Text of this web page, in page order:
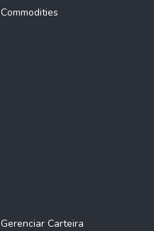
Commodities
Gerenciar Carteira